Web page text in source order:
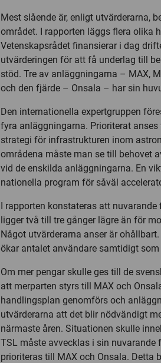
Mest slående är, enligt utvärderarna,
området. I rapporten läggs flera olika
Vetenskapsrådet finansierar i dag
utvärderingen för att få underlag till
stöd. Tre av anläggningarna – MAX,
och den fjärde – Onsala – har sin
Den internationella expertgruppen
fyra anläggningarna. Prioriterat
strategi för infrastrukturen inom
områdena måste man se till behovet
vid de enskilda anläggningarna. En
nationella program för såväl
I rapporten konstateras att
ligger två till tre gånger lägre än för
Något utvärderarna anser är
ökar antalet användare samtidigt
Om mer pengar skulle ges till de
att merparten styrs till MAX och
handlingsplan genomförs och
utvärderarna att det blir nödvändigt
närmaste åren. Situationen skulle
TSL måste avvecklas i sin nuvarande
prioriteras till MAX och Onsala. Detta